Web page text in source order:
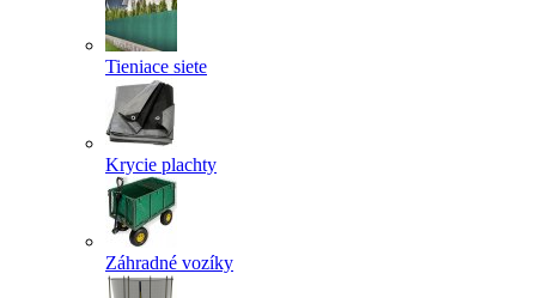
Tieniace siete
Krycie plachty
Záhradné vozíky